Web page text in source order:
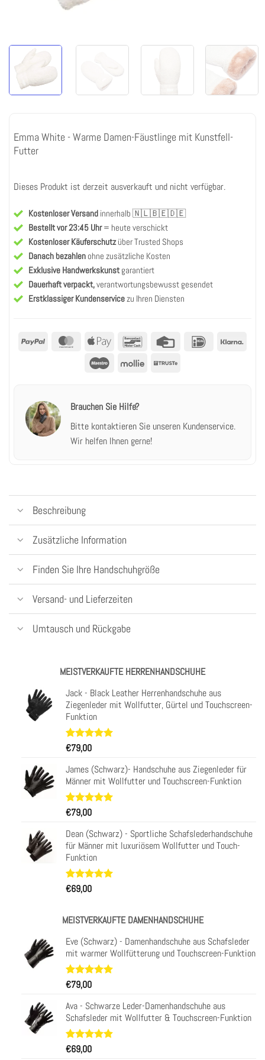
Emma White - Warme Damen-Fäustlinge mit Kunstfell-
Futter
Dieses Produkt ist derzeit ausverkauft und nicht verfügbar.
Kostenloser Versand innerhalb 🇳🇱🇧🇪🇩🇪
Bestellt vor 23:45 Uhr= heute verschickt
Kostenloser Käuferschutzüber Trusted Shops
Danach bezahlen ohne zusätzliche Kosten
Exklusive Handwerkskunst garantiert
Dauerhaft verpackt,verantwortungsbewusst gesendet
Erstklassiger Kundenservicezu Ihren Diensten
PayPal MasterCardApple
Bancontact Kreditkarte IDeal
Klarna
Maestro Mollie Truste
Brauchen Sie Hilfe?
Bitte kontaktieren Sie unseren Kundenservice.
Wir helfen Ihnen gerne!
Beschreibung
Zusätzliche Information
Finden Sie Ihre Handschuhgröße
Versand- und Lieferzeiten
Umtausch und Rückgabe
MEISTVERKAUFTE HERRENHANDSCHUHE
Jack - Black Leather Herrenhandschuhe aus
Ziegenleder mit Wollfutter, Gürtel und Touchscreen-
Funktion
Bewertet
mit4.97
von 5,
basierend
auf
34
Kundenbewertungen
€79,00
James (Schwarz)- Handschuhe aus Ziegenleder für
Männer mit Wollfutter und Touchscreen-Funktion
Bewertet
mit4.97
von 5,
basierend
auf
31
Kundenbewertungen
€79,00
Dean (Schwarz) - Sportliche Schafslederhandschuhe
für Männer mit luxuriösem Wollfutter und Touch-
Funktion
Bewertet
mit4.93
basierend
auf
29
€69,00
MEISTVERKAUFTE DAMENHANDSCHUHE
Eve (Schwarz) - Damenhandschuhe aus Schafsleder
mit warmer Wollfütterung und Touchscreen-Funktion
Bewertet
mit
von 5,
basierend
auf
11
Kundenbewertungen
€79,00
Ava - Schwarze Leder-Damenhandschuhe aus
Schafsleder mit Wollfutter & Touchscreen-Funktion
Bewertet
mit
23
€69,00